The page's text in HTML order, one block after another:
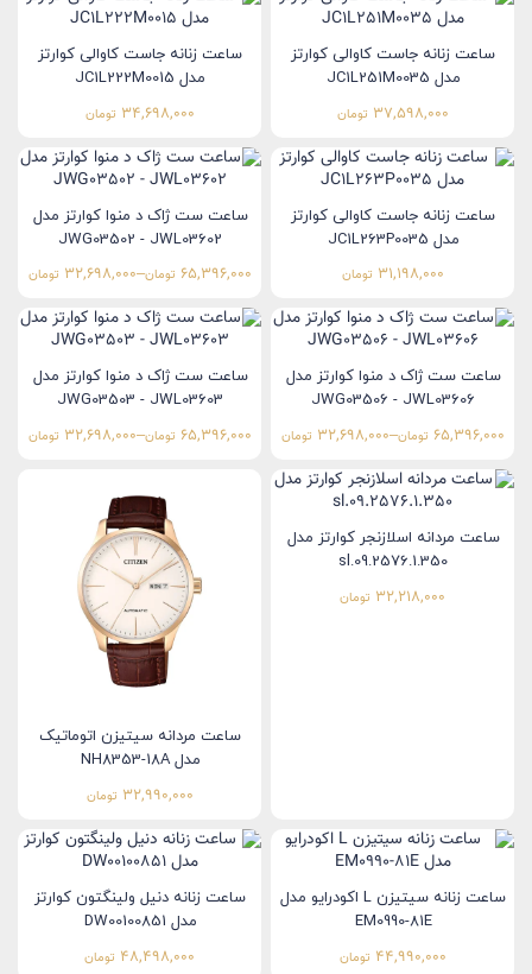
ساعت زنانه جاست کاوالی کوارتز
مدل JC1L251M0035
37,598,000 تومان
ساعت زنانه جاست کاوالی کوارتز
مدل JC1L222M0015
34,698,000 تومان
ساعت زنانه جاست کاوالی کوارتز
مدل JC1L263P0035
31,198,000 تومان
ساعت ست ژاک د منوا کوارتز مدل
JWG03502 - JWL03602
65,396,000 تومان–
32,698,000 تومان
ساعت ست ژاک د منوا کوارتز مدل
JWG03506 - JWL03606
65,396,000 تومان–
32,698,000 تومان
ساعت ست ژاک د منوا کوارتز مدل
JWG03503 - JWL03603
65,396,000 تومان–
32,698,000 تومان
ساعت مردانه اسلازنجر کوارتز مدل
sl.09.2576.1.350
32,218,000 تومان
ساعت مردانه سیتیزن اتوماتیک
مدل NH8353-18A
32,990,000 تومان
ساعت زنانه سیتیزن L اکودرایو مدل
EM0990-81E
44,990,000 تومان
ساعت زنانه دنیل ولینگتون کوارتز
مدل DW00100851
48,498,000 تومان